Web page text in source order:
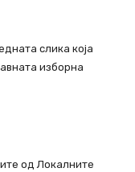
слика која
изборна
од Локалните